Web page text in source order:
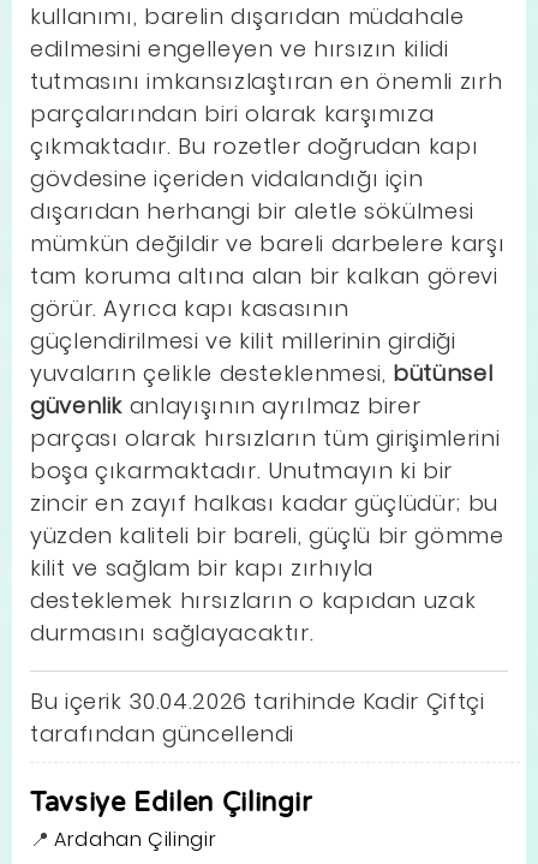
kullanımı, barelin dışarıdan müdahale
edilmesini engelleyen ve hırsızın kilidi
tutmasını imkansızlaştıran en önemli zırh
parçalarından biri olarak karşımıza
çıkmaktadır. Bu rozetler doğrudan kapı
gövdesine içeriden vidalandığı için
dışarıdan herhangi bir aletle sökülmesi
mümkün değildir ve bareli darbelere karşı
tam koruma altına alan bir kalkan görevi
görür. Ayrıca kapı kasasının
güçlendirilmesi ve kilit millerinin girdiği
yuvaların çelikle desteklenmesi, bütünsel
güvenlik anlayışının ayrılmaz birer
parçası olarak hırsızların tüm girişimlerini
boşa çıkarmaktadır. Unutmayın ki bir
zincir en zayıf halkası kadar güçlüdür; bu
yüzden kaliteli bir bareli, güçlü bir gömme
kilit ve sağlam bir kapı zırhıyla
desteklemek hırsızların o kapıdan uzak
durmasını sağlayacaktır.
Bu içerik 30.04.2026 tarihinde Kadir Çiftçi
tarafından güncellendi
Tavsiye Edilen Çilingir
Ardahan Çilingir